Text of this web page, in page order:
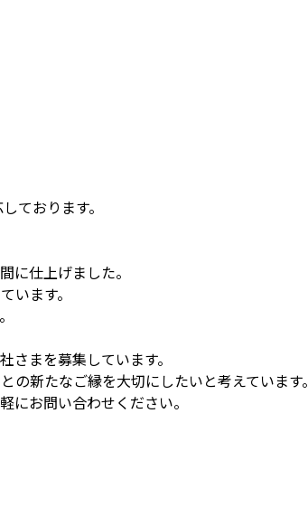
ております。
に仕上げました。
います。
まを募集しています。
新たなご縁を大切にしたいと考えています。
にお問い合わせください。